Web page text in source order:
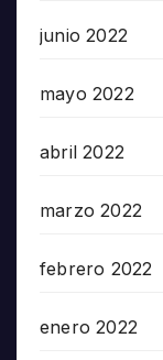
junio 2022
mayo 2022
abril 2022
marzo 2022
febrero 2022
enero 2022